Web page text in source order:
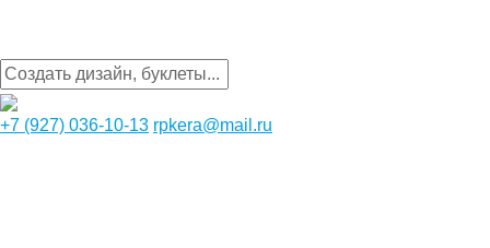
+7 (927) 036-10-13 rpkera@mail.ru